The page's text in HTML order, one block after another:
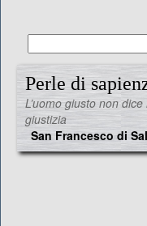
Perle di
L’uomo giusto non
giustizia
San Francesco di